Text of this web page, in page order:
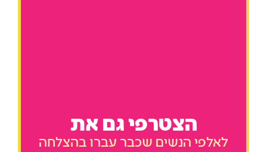
הצטרפי גם את
לאלפי הנשים שכבר עברו בהצלחה